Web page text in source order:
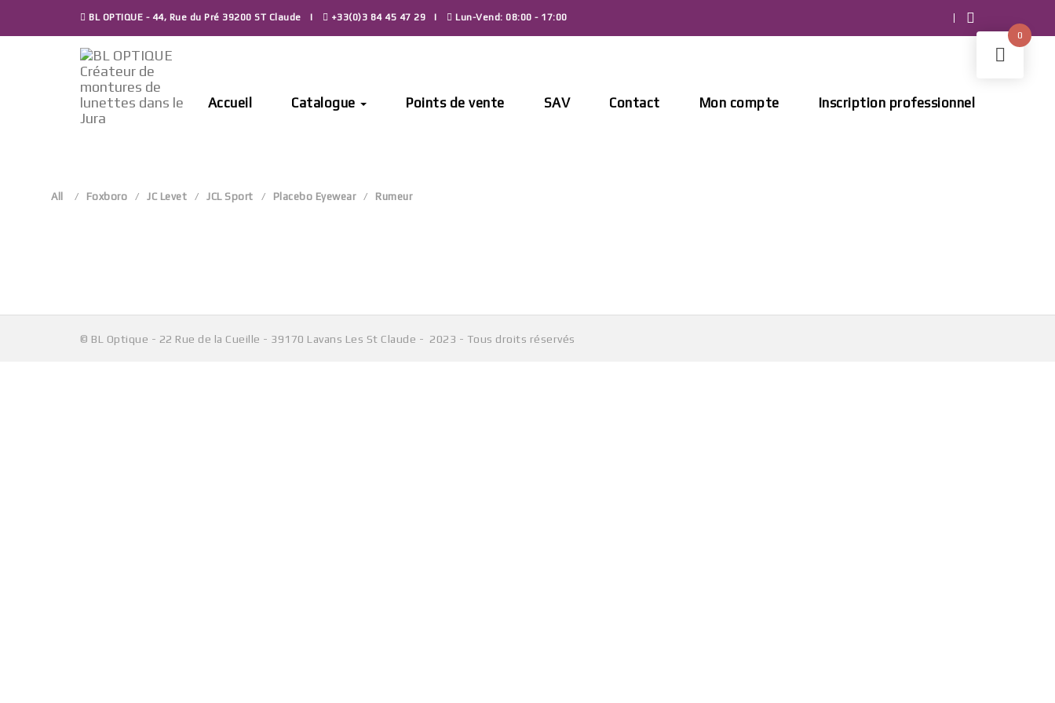
BL OPTIQUE - 44, Rue du Pré 39200 ST Claude +33(0)3 84 45 47 29 Lun-Vend: 08:00 - 17:00
Accueil Catalogue Points de vente SAV Contact Mon compte Inscription professionnel
All Foxboro JC Levet JCL Sport Placebo Eyewear Rumeur
© BL Optique - 22 Rue de la Cueille - 39170 Lavans Les St Claude - 2023 - Tous droits réservés
0